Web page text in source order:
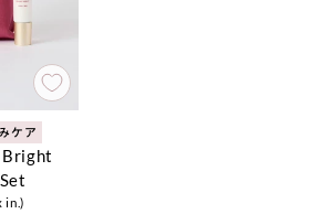
ケア
Bright
in.)